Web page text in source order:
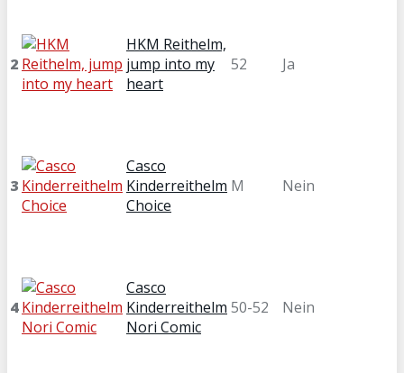
2
HKM Reithelm,
jump into my
heart
52 Ja
3
Casco
Kinderreithelm
Choice
M Nein
4
Casco
Kinderreithelm
Nori Comic
50-52 Nein